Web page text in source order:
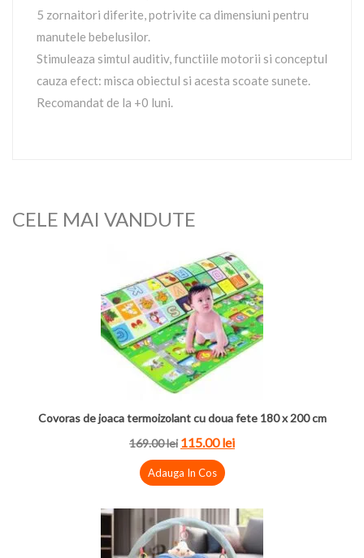
5 zornaitori diferite, potrivite ca dimensiuni pentru
manutele bebelusilor.
Stimuleaza simtul auditiv, functiile motorii si conceptul
cauza efect: misca obiectul si acesta scoate sunete.
Recomandat de la +0 luni.
CELE MAI VANDUTE
Covoras de joaca termoizolant cu doua fete 180 x 200 cm
169.00 lei 115.00 lei
Adauga In Cos